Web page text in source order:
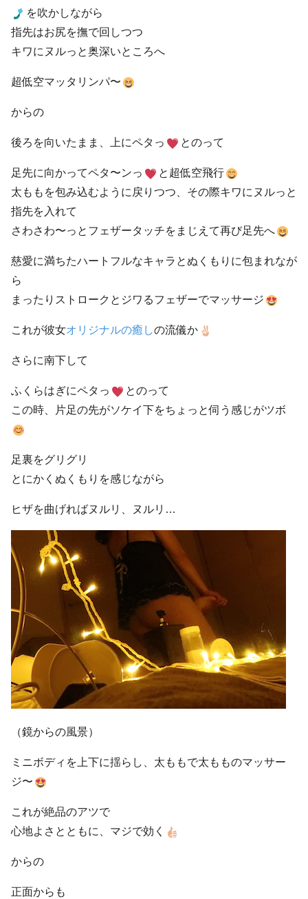
を吹かしながら
指先はお尻を撫で回しつつ
キワにヌルっと奥深いところへ
超低空マッタリンパ〜
からの
後ろを向いたまま、上にペタっ とのって
足先に向かってペタ〜ンっ
と超低空飛行
太ももを包み込むように戻りつつ、その際キワにヌルっと
指先を入れて
さわさわ〜っとフェザータッチをまじえて再び足先へ
慈愛に満ちたハートフルなキャラとぬくもりに包まれなが
ら
まったりストロークとジワるフェザーでマッサージ
これが彼女オリジナルの癒しの流儀か
さらに南下して
ふくらはぎにペタっ
とのって
この時、片足の先がソケイ下をちょっと伺う感じがツボ
足裏をグリグリ
とにかくぬくもりを感じながら
ヒザを曲げればヌルリ、ヌルリ…
（鏡からの風景）
ミニボディを上下に揺らし、太ももで太もものマッサー
ジ〜
これが絶品のアツで
心地よさとともに、マジで効く
からの
正面からも